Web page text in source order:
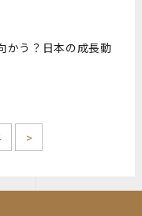
かう？日本の成長動
>